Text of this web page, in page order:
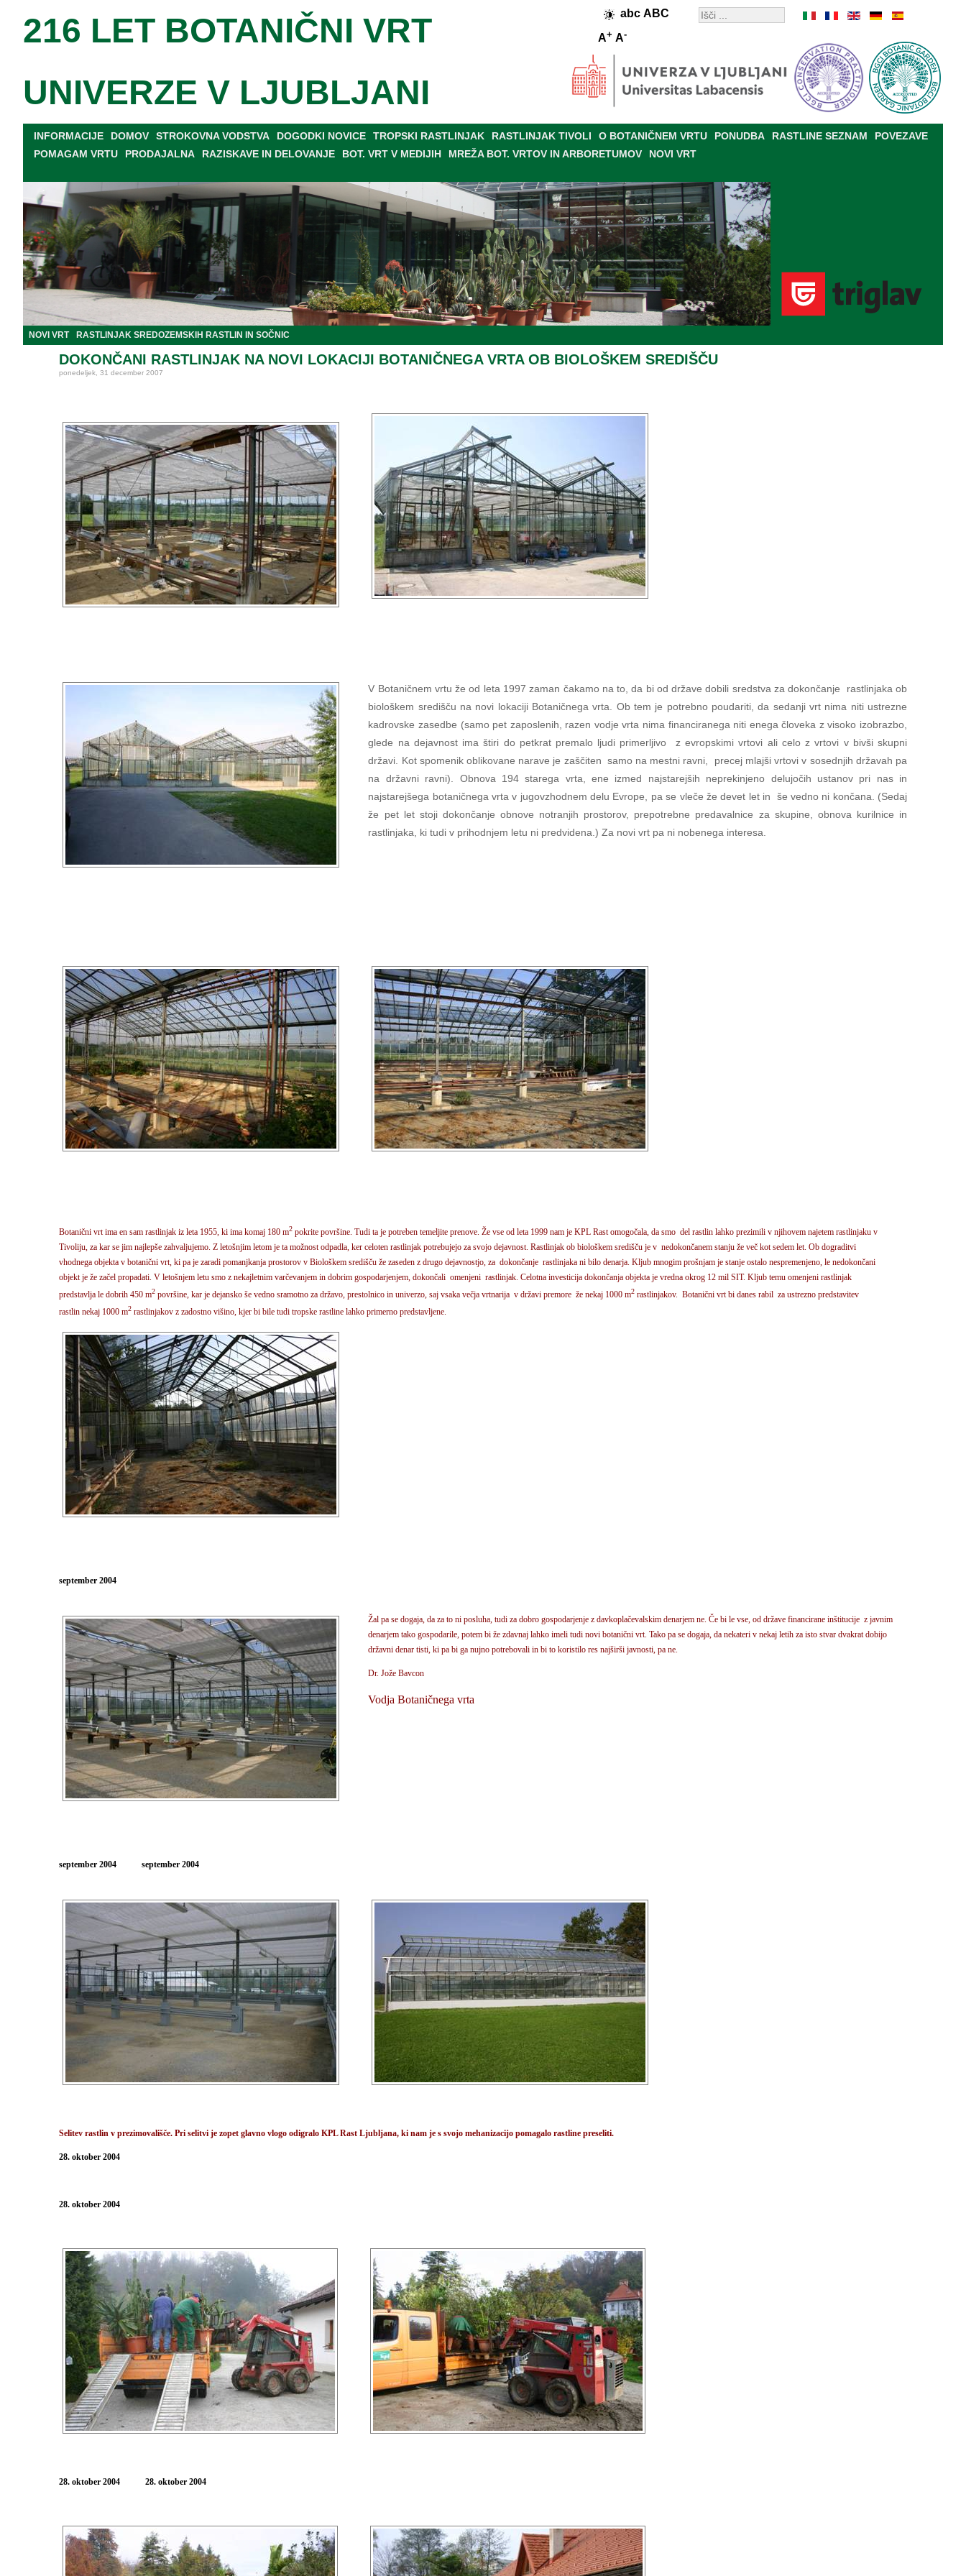
abc ABC
A+ A-
216 LET BOTANIČNI VRT
UNIVERZE V LJUBLJANI
INFORMACIJE DOMOV STROKOVNA VODSTVA DOGODKI NOVICE TROPSKI RASTLINJAK RASTLINJAK TIVOLI O BOTANIČNEM VRTU PONUDBA RASTLINE SEZNAM
POVEZAVE
POMAGAM VRTU
PRODAJALNA RAZISKAVE IN DELOVANJE BOT. VRT V MEDIJIH MREŽA BOT. VRTOV IN ARBORETUMOV NOVI VRT
NOVI VRT RASTLINJAK SREDOZEMSKIH RASTLIN IN SOČNIC
DOKONČANI RASTLINJAK NA NOVI LOKACIJI BOTANIČNEGA VRTA OB BIOLOŠKEM SREDIŠČU
ponedeljek, 31 december 2007
V Botaničnem vrtu že od leta 1997 zaman čakamo na to, da bi od države dobili sredstva za dokončanje rastlinjaka ob
biološkem središču na novi lokaciji Botaničnega vrta. Ob tem je potrebno poudariti, da sedanji vrt nima niti ustrezne
kadrovske zasedbe (samo pet zaposlenih, razen vodje vrta nima financiranega niti enega človeka z visoko izobrazbo,
glede na dejavnost ima štiri do petkrat premalo ljudi primerljivo z evropskimi vrtovi ali celo z vrtovi v bivši skupni
državi. Kot spomenik oblikovane narave je zaščiten samo na mestni ravni, precej mlajši vrtovi v sosednjih državah pa
na državni ravni). Obnova 194 starega vrta, ene izmed najstarejših neprekinjeno delujočih ustanov pri nas in
najstarejšega botaničnega vrta v jugovzhodnem delu Evrope, pa se vleče že devet let in še vedno ni končana. (Sedaj
že pet let stoji dokončanje obnove notranjih prostorov, prepotrebne predavalnice za skupine, obnova kurilnice in
rastlinjaka, ki tudi v prihodnjem letu ni predvidena.) Za novi vrt pa ni nobenega interesa.
Botanični vrt ima en sam rastlinjak iz leta 1955, ki ima komaj 180 m2 pokrite površine. Tudi ta je potreben temeljite prenove. Že vse od leta 1999 nam je KPL Rast omogočala, da smo del rastlin lahko prezimili v njihovem najetem rastlinjaku v
Tivoliju, za kar se jim najlepše zahvaljujemo. Z letošnjim letom je ta možnost odpadla, ker celoten rastlinjak potrebujejo za svojo dejavnost. Rastlinjak ob biološkem središču je v nedokončanem stanju že več kot sedem let. Ob dograditvi
vhodnega objekta v botanični vrt, ki pa je zaradi pomanjkanja prostorov v Biološkem središču že zaseden z drugo dejavnostjo, za dokončanje rastlinjaka ni bilo denarja. Kljub mnogim prošnjam je stanje ostalo nespremenjeno, le nedokončani
objekt je že začel propadati. V letošnjem letu smo z nekajletnim varčevanjem in dobrim gospodarjenjem, dokončali omenjeni rastlinjak. Celotna investicija dokončanja objekta je vredna okrog 12 mil SIT. Kljub temu omenjeni rastlinjak
predstavlja le dobrih 450 m2 površine, kar je dejansko še vedno sramotno za državo, prestolnico in univerzo, saj vsaka večja vrtnarija v državi premore že nekaj 1000 m2 rastlinjakov. Botanični vrt bi danes rabil za ustrezno predstavitev
rastlin nekaj 1000 m2 rastlinjakov z zadostno višino, kjer bi bile tudi tropske rastline lahko primerno predstavljene.
september 2004
Žal pa se dogaja, da za to ni posluha, tudi za dobro gospodarjenje z davkoplačevalskim denarjem ne. Če bi le vse, od države financirane inštitucije z javnim
denarjem tako gospodarile, potem bi že zdavnaj lahko imeli tudi novi botanični vrt. Tako pa se dogaja, da nekateri v nekaj letih za isto stvar dvakrat dobijo
državni denar tisti, ki pa bi ga nujno potrebovali in bi to koristilo res najširši javnosti, pa ne.
Dr. Jože Bavcon
Vodja Botaničnega vrta
september 2004 september 2004
Selitev rastlin v prezimovališče. Pri selitvi je zopet glavno vlogo odigralo KPL Rast Ljubljana, ki nam je s svojo mehanizacijo pomagalo rastline preseliti.
28. oktober 2004
28. oktober 2004
28. oktober 2004 28. oktober 2004